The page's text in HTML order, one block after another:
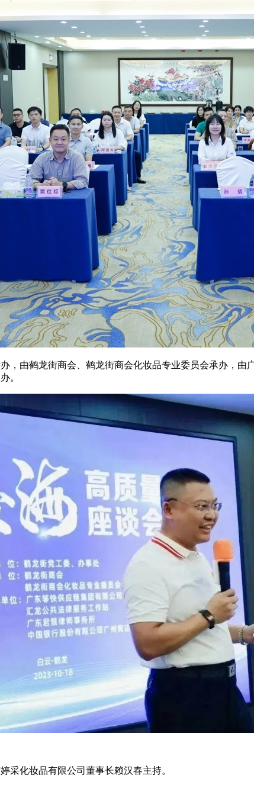
，由鹤龙街商会、鹤龙街商会化妆品专业委员会承办，
。
采化妆品有限公司董事长赖汉春主持。